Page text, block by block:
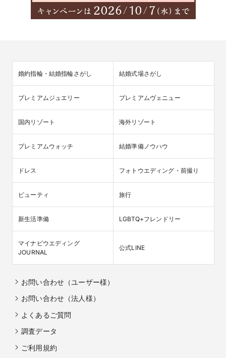
婚約指輪・結婚指輪さがし 結婚式場さがし
プレミアムジュエリー プレミアムヴェニュー
国内リゾート 海外リゾート
プレミアムウォッチ 結婚準備ノウハウ
ドレス フォトウエディング・前撮り
ビューティ 旅行
新生活準備 LGBTQ+フレンドリー
マイナビウエディング
JOURNAL
公式LINE
お問い合わせ（ユーザー様）
お問い合わせ（法人様）
よくあるご質問
調査データ
ご利用規約